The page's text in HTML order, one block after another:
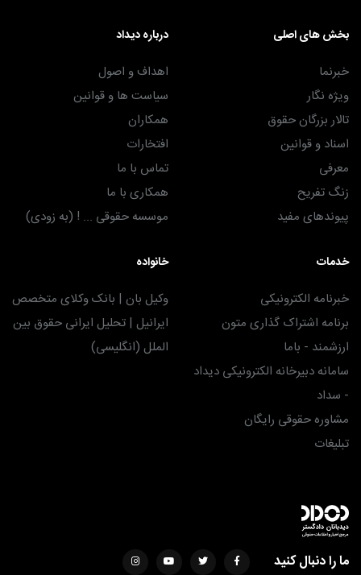
بخش های اصلی
خبرنما
ویژه نگار
تالار بزرگان حقوق
اسناد و قوانین
معرفی
زنگ تفریح
پیوندهای مفید
درباره دیداد
اهداف و اصول
سیاست ها و قوانین
همکاران
افتخارات
تماس با ما
همکاری با ما
موسسه حقوقی ... ! (به زودی)
خدمات
خبرنامه الکترونیکی
برنامه اشتراک گذاری متون
ارزشمند - باما
سامانه دبیرخانه الکترونیکی دیداد
- سداد
مشاوره حقوقی رایگان
تبلیغات
خانواده
وکیل بان | بانک وکلای متخصص
ایرانیل | تحلیل ایرانی حقوق بین
الملل (انگلیسی)
ما را دنبال کنید